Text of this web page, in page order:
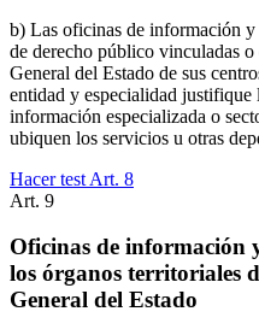
b) Las oficinas de información
de derecho público vinculadas
General del Estado de sus
entidad y especialidad justifique
información especializada o
ubiquen los servicios u otras
Hacer test Art. 8
Art. 9
Oficinas de información
los órganos territoriales
General del Estado